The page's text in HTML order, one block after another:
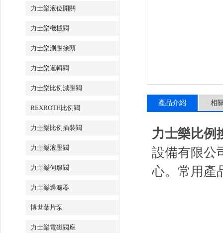
力士樂液位開關
力士樂機械閥
力士樂測壓接頭
力士樂邏輯閥
力士樂比例減壓閥
REXROTH比例閥
力士樂比例插裝閥
力士樂液壓閥
力士樂伺服閥
力士樂過濾器
博世葉片泵
力士樂電磁閥座
產品介紹 相
力士樂比例
設備有限公
心。常用